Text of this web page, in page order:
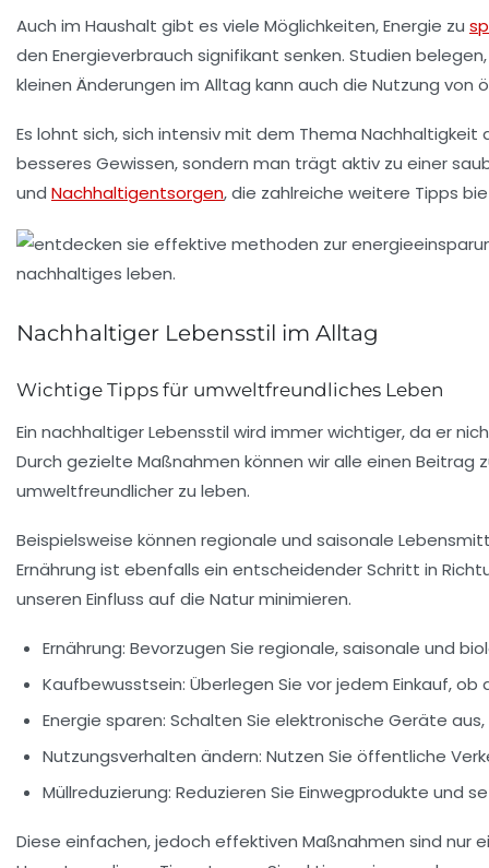
Auch im Haushalt gibt es viele Möglichkeiten, Energie zu
den Energieverbrauch signifikant senken. Studien
kleinen Änderungen im Alltag kann auch die Nutzung von
Es lohnt sich, sich intensiv mit dem Thema Nachhaltigkeit
besseres Gewissen, sondern man trägt aktiv zu einer
und Nachhaltigentsorgen, die zahlreiche weitere Tipps
Nachhaltiger Lebensstil im Alltag
Wichtige Tipps für umweltfreundliches Leben
Ein nachhaltiger Lebensstil wird immer wichtiger, da er
Durch gezielte Maßnahmen können wir alle einen Beitrag
umweltfreundlicher zu leben.
Beispielsweise können regionale und saisonale
Ernährung ist ebenfalls ein entscheidender Schritt in
unseren Einfluss auf die Natur minimieren.
Ernährung: Bevorzugen Sie regionale,saisonale und
Kaufbewusstsein: Überlegen Sie vor jedem Einkauf, ob
Energie sparen: Schalten Sie elektronische Geräte aus
Nutzungsverhalten ändern: Nutzen Sie öffentliche
Müllreduzierung: Reduzieren Sie Einwegprodukte und
Diese einfachen, jedoch effektiven Maßnahmen sind nur